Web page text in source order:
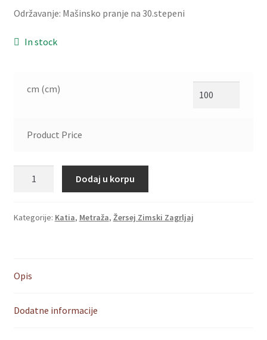
Održavanje: Mašinsko pranje na 30.stepeni
In stock
cm (cm)
Product Price
Dodaj u korpu
Kategorije: Katia, Metraža, Žersej Zimski Zagrljaj
Opis
Dodatne informacije